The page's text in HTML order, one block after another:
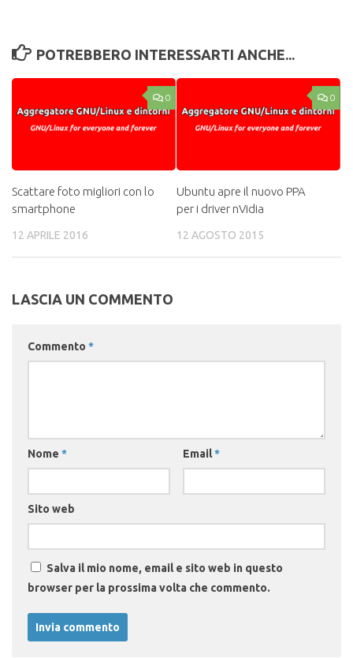
POTREBBERO INTERESSARTI ANCHE...
0
Scattare foto migliori con lo
smartphone
12 APRILE 2016
0
Ubuntu apre il nuovo PPA
per i driver nVidia
12 AGOSTO 2015
LASCIA UN COMMENTO
Commento *
Nome * Email*
Sito web
Salva il mio nome, email e sito web in questo
browser per la prossima volta che commento.